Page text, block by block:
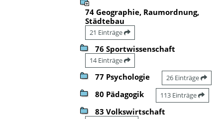
74 Geographie, Raumordnung,
Städtebau
21 Einträge
76 Sportwissenschaft
14 Einträge
77 Psychologie 26 Einträge
80 Pädagogik 113 Einträge
83 Volkswirtschaft